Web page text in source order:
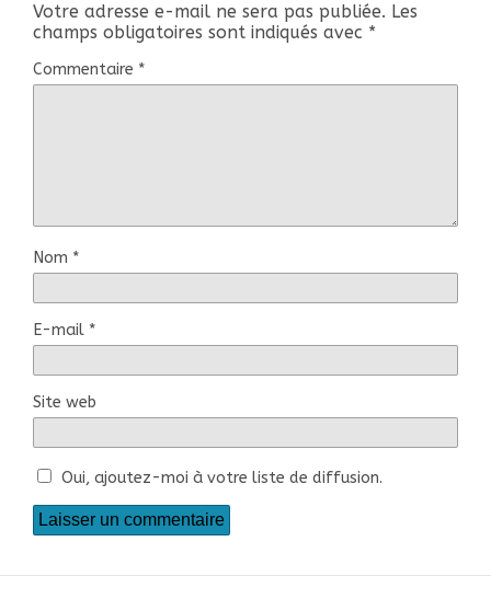
Votre adresse e-mail ne sera pas publiée. Les
champs obligatoires sont indiqués avec *
Commentaire *
Nom *
E-mail *
Site web
Oui, ajoutez-moi à votre liste de diffusion.